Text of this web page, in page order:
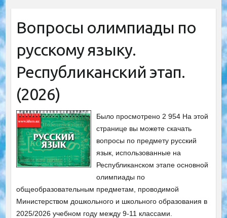
Вопросы олимпиады по
русскому языку.
Республиканский этап.
(2026)
Было просмотрено 2 954 На этой
странице вы можете скачать
вопросы по предмету русский
язык, использованные на
Республиканском этапе основной
олимпиады по
общеобразовательным предметам, проводимой
Министерством дошкольного и школьного образования в
2025/2026 учебном году между 9-11 классами.